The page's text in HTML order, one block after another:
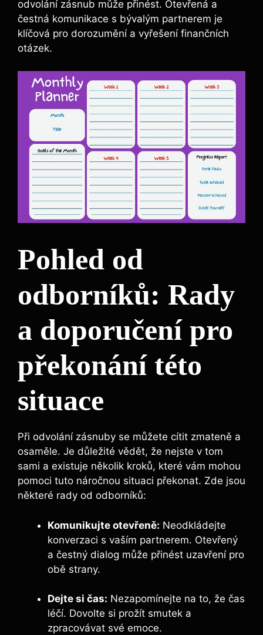
odvolání zásnub může přinést. Otevřená a
čestná komunikace s bývalým partnerem je
klíčová pro dorozumění a vyřešení finančních
otázek.
Pohled od
odborníků: Rady
a doporučení pro
překonání této
situace
Při odvolání zásnuby se můžete cítit zmateně a
osaměle. Je důležité vědět, že nejste v tom
sami a existuje několik kroků, které vám mohou
pomoci tuto náročnou situaci překonat. Zde jsou
některé rady od odborníků:
Komunikujte otevřeně: Neodkládejte
konverzaci s vaším partnerem. Otevřený
a čestný dialog může přinést uzavření pro
obě strany.
Dejte si čas: Nezapomínejte na to, že čas
léčí. Dovolte si prožít smutek a
zpracovávat své emoce.